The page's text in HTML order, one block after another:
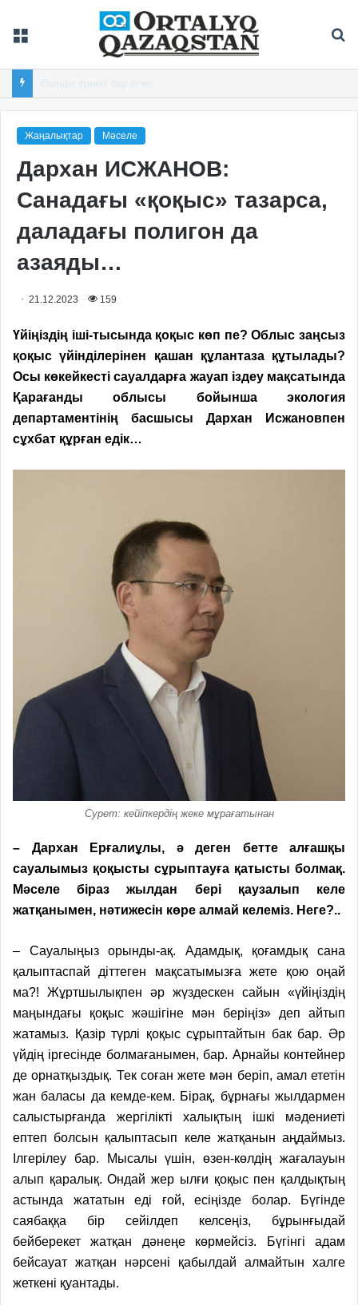
Жаңалықтар Мәселе
Дархан ИСЖАНОВ:
Санадағы «қоқыс» тазарса,
даладағы полигон да
азаяды…
21.12.2023 159
Үйіңіздің іші-тысында қоқыс көп пе? Облыс заңсыз
қоқыс үйінділерінен қашан құлантаза құтылады?
Осы көкейкесті сауалдарға жауап іздеу мақсатында
Қарағанды облысы бойынша экология
департаментінің басшысы Дархан Исжановпен
сұхбат құрған едік…
Сурет: кейіпкердің жеке мұрағатынан
– Дархан Ерғалиұлы, ә деген бетте алғашқы
сауалымыз қоқысты сұрыптауға қатысты болмақ.
Мәселе біраз жылдан бері қаузалып келе
жатқанымен, нәтижесін көре алмай келеміз. Неге?..
– Сауалыңыз орынды-ақ. Адамдық, қоғамдық сана
қалыптаспай діттеген мақсатымызға жете қою оңай
ма?! Жұртшылықпен әр жүздескен сайын «үйіңіздің
маңындағы қоқыс жәшігіне мән беріңіз» деп айтып
жатамыз. Қазір түрлі қоқыс сұрыптайтын бак бар. Әр
үйдің іргесінде болмағанымен, бар. Арнайы контейнер
де орнатқыздық. Тек соған жете мән беріп, амал ететін
жан баласы да кемде-кем. Бірақ, бұрнағы жылдармен
салыстырғанда жергілікті халықтың ішкі мәдениеті
ептеп болсын қалыптасып келе жатқанын аңдаймыз.
Ілгерілеу бар. Мысалы үшін, өзен-көлдің жағалауын
алып қаралық. Ондай жер ылғи қоқыс пен қалдықтың
астында жататын еді ғой, есіңізде болар. Бүгінде
саябаққа бір сейілдеп келсеңіз, бұрынғыдай
бейберекет жатқан дәнеңе көрмейсіз. Бүгінгі адам
бейсауат жатқан нәрсені қабылдай алмайтын халге
жеткені қуантады.